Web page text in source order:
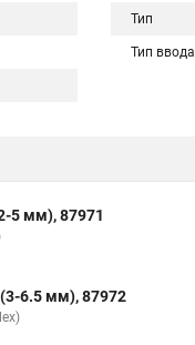
Тип
Тип ввода
5 мм), 87971
6.5 мм), 87972